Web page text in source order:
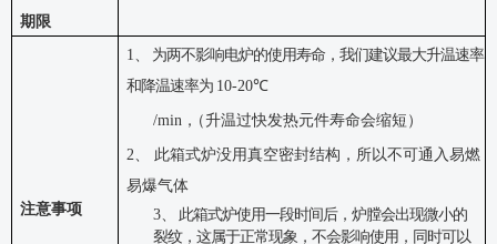
期限
注意事项
1
为两不影响电炉的使用寿命，我们建议最大升温速率
和降温速率为 10-20℃
/min ，（升温过快发热元件寿命会缩短 ）
2、 此箱式炉没用真空密封结构，所以不可通入易燃
易爆气体
3
此箱式炉使用一段时间后，炉膛会出现微小的
裂纹，这属于正常现象，不会影响使用，同时可以